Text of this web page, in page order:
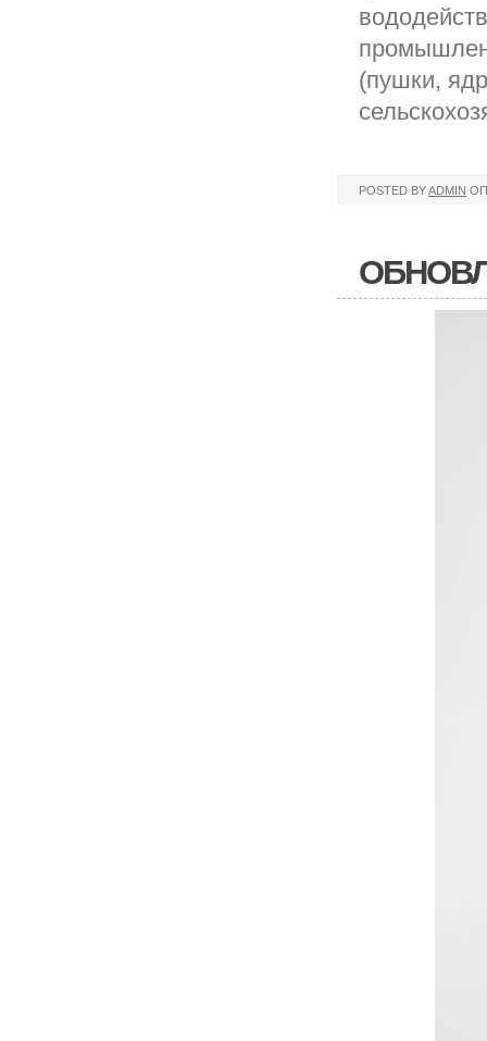
(пушки,
POSTED BYADMIN